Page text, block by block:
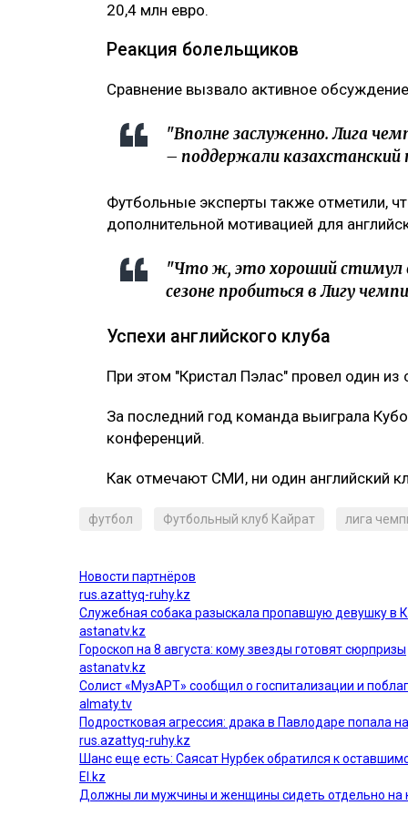
20,4 млн евро.
Реакция болельщиков
Сравнение вызвало активное
"Вполне заслуженно. Лига
– поддержали казахстанский
Футбольные эксперты также отметили,
дополнительной мотивацией для
"Что ж, это хороший стимул
сезоне пробиться в Лигу
Успехи английского клуба
При этом "Кристал Пэлас" провел один
За последний год команда выиграла
конференций.
Как отмечают СМИ, ни один английский
футбол Футбольный клуб Кайрат лига